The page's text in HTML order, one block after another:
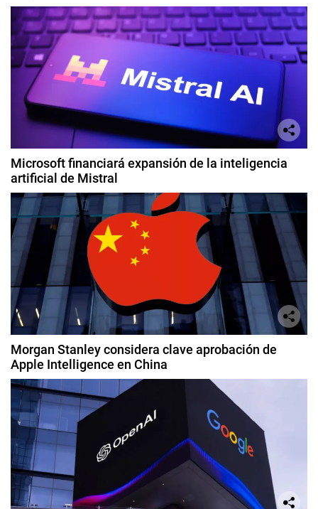
Microsoft financiará expansión de la inteligencia
artificial de Mistral
Morgan Stanley considera clave aprobación de
Apple Intelligence en China